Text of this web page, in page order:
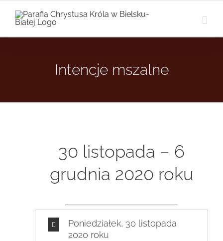
zawartości
Intencje mszalne
30 listopada – 6
grudnia 2020 roku
Poniedziałek, 30 listopada
2020 roku